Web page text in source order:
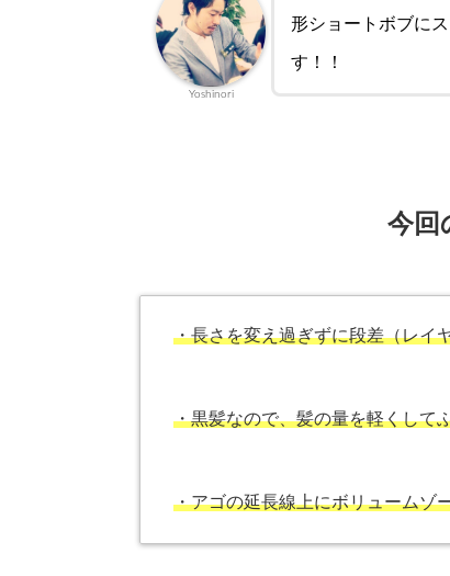
形ショートボブに
す！！
Yoshinori
今回
・長さを変え過ぎずに段差（レイ
・黒髪なので、髪の量を軽くして
・アゴの延長線上にボリュームゾ